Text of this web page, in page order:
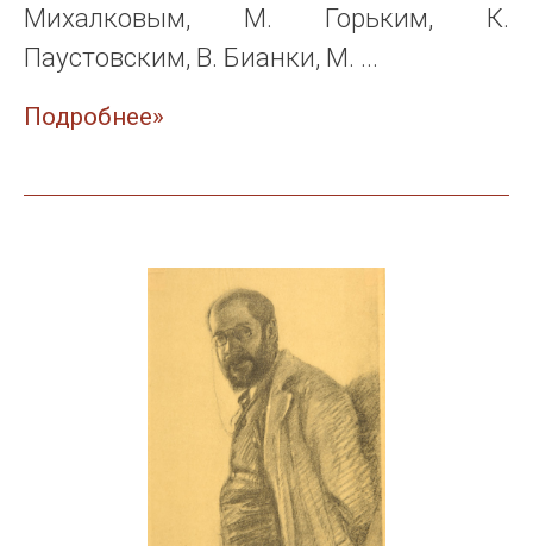
Михалковым, М. Горьким, К.
Паустовским, В. Бианки, М. ...
Подробнее»